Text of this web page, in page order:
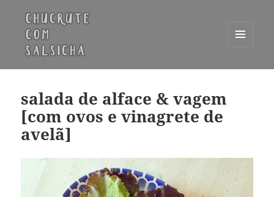
WIDGETS
salada de alface & vagem
[com ovos e vinagrete de
avelã]